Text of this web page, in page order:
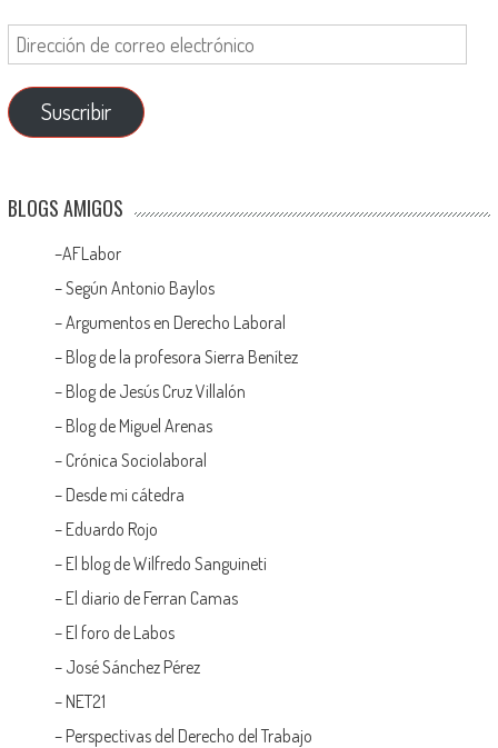
Suscribir
BLOGS AMIGOS
–AFLabor
– Según Antonio Baylos
–Argumentos en Derecho Laboral
– Blog de la profesora Sierra Benítez
– Blog de Jesús Cruz Villalón
– Blog de Miguel Arenas
– Crónica Sociolaboral
– Desde mi cátedra
– Eduardo Rojo
– El blog de Wilfredo Sanguineti
– El diario de Ferran Camas
– El foro de Labos
– José Sánchez Pérez
– NET21
– Perspectivas del Derecho del Trabajo